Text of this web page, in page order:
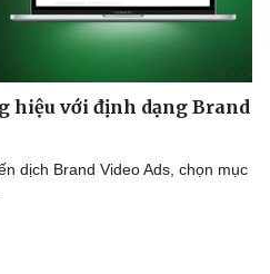
hiệu với định dạng Brand
dịch Brand Video Ads, chọn mục